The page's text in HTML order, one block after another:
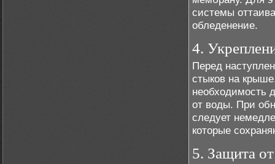
системы
обледенение.
4.
Перед
стыков на
необходимость
от воды. При
следует
которые
5. Защита